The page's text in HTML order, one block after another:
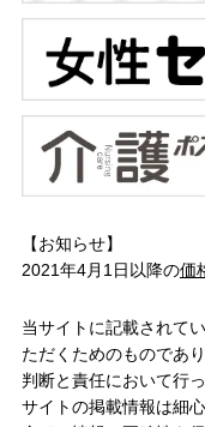
【お知らせ】
2021年4月1日以降の価
当サイトに記載されて
ただくためのものであ
判断と責任において行
サイトの掲載情報は細